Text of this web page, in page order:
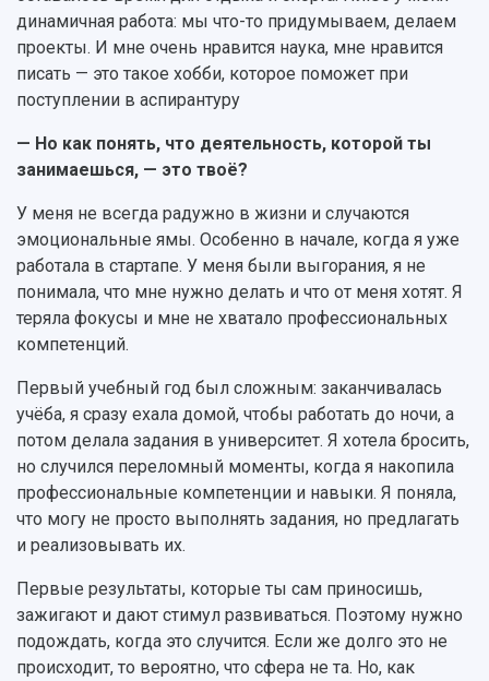
динамичная работа: мы что-то придумываем, делаем
проекты. И мне очень нравится наука, мне нравится
писать — это такое хобби, которое поможет при
поступлении в аспирантуру
— Но как понять, что деятельность, которой ты
занимаешься, — это твоё?
У меня не всегда радужно в жизни и случаются
эмоциональные ямы. Особенно в начале, когда я уже
работала в стартапе. У меня были выгорания, я не
понимала, что мне нужно делать и что от меня хотят. Я
теряла фокусы и мне не хватало профессиональных
компетенций.
Первый учебный год был сложным: заканчивалась
учёба, я сразу ехала домой, чтобы работать до ночи, а
потом делала задания в университет. Я хотела бросить,
но случился переломный моменты, когда я накопила
профессиональные компетенции и навыки. Я поняла,
что могу не просто выполнять задания, но предлагать
и реализовывать их.
Первые результаты, которые ты сам приносишь,
зажигают и дают стимул развиваться. Поэтому нужно
подождать, когда это случится. Если же долго это не
происходит, то вероятно, что сфера не та. Но, как